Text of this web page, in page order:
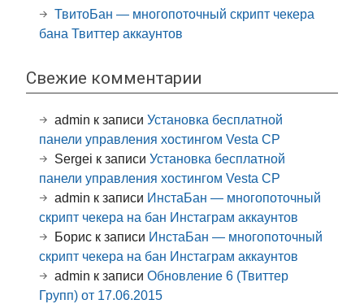
ТвитоБан — многопоточный скрипт чекера
бана Твиттер аккаунтов
Свежие комментарии
admin к записи Установка бесплатной
панели управления хостингом Vesta CP
Sergei к записи Установка бесплатной
панели управления хостингом Vesta CP
admin к записи ИнстаБан — многопоточный
скрипт чекера на бан Инстаграм аккаунтов
Борис к записи ИнстаБан — многопоточный
скрипт чекера на бан Инстаграм аккаунтов
admin к записи Обновление 6 (Твиттер
Групп) от 17.06.2015